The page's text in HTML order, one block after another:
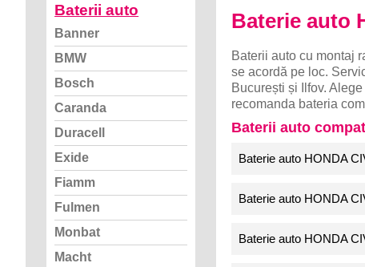
Baterie auto
Baterii auto cu montaj
se acordă pe loc.
București și Ilfov.
recomanda bateria
Baterii auto
Baterie auto HONDA
Baterie auto HONDA
Baterie auto HONDA
Baterii auto
Banner
BMW
Bosch
Caranda
Duracell
Exide
Fiamm
Fulmen
Monbat
Macht